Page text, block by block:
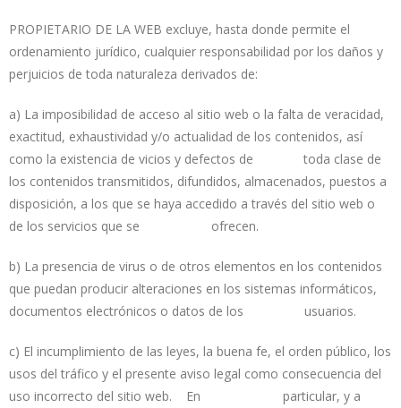
PROPIETARIO DE LA WEB excluye, hasta donde permite el
ordenamiento jurídico, cualquier responsabilidad por los daños y
perjuicios de toda naturaleza derivados de:
a) La imposibilidad de acceso al sitio web o la falta de veracidad,
exactitud, exhaustividad y/o actualidad de los contenidos, así
como la existencia de vicios y defectos de toda clase de
los contenidos transmitidos, difundidos, almacenados, puestos a
disposición, a los que se haya accedido a través del sitio web o
de los servicios que se ofrecen.
b) La presencia de virus o de otros elementos en los contenidos
que puedan producir alteraciones en los sistemas informáticos,
documentos electrónicos o datos de los usuarios.
c) El incumplimiento de las leyes, la buena fe, el orden público, los
usos del tráfico y el presente aviso legal como consecuencia del
uso incorrecto del sitio web. En particular, y a